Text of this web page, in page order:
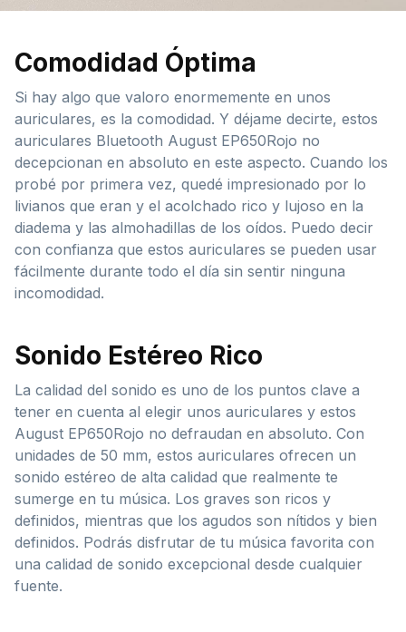
Comodidad Óptima
Si hay algo que valoro enormemente en unos
auriculares, es la comodidad. Y déjame decirte, estos
auriculares Bluetooth August EP650Rojo no
decepcionan en absoluto en este aspecto. Cuando los
probé por primera vez, quedé impresionado por lo
livianos que eran y el acolchado rico y lujoso en la
diadema y las almohadillas de los oídos. Puedo decir
con confianza que estos auriculares se pueden usar
fácilmente durante todo el día sin sentir ninguna
incomodidad.
Sonido Estéreo Rico
La calidad del sonido es uno de los puntos clave a
tener en cuenta al elegir unos auriculares y estos
August EP650Rojo no defraudan en absoluto. Con
unidades de 50 mm, estos auriculares ofrecen un
sonido estéreo de alta calidad que realmente te
sumerge en tu música. Los graves son ricos y
definidos, mientras que los agudos son nítidos y bien
definidos. Podrás disfrutar de tu música favorita con
una calidad de sonido excepcional desde cualquier
fuente.